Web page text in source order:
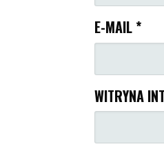
E-MAIL *
WITRYNA